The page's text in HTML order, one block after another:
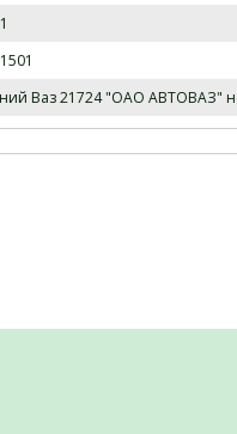
Ваз 21724 "ОАО АВТОВАЗ"